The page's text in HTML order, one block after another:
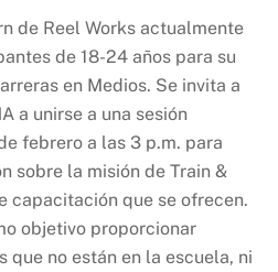
de Reel Works actualmente
de 18-24 años para su
en Medios. Se invita a
a unirse a una sesión
febrero a las 3 p.m. para
sobre la misión de Train &
capacitación que se ofrecen.
objetivo proporcionar
que no están en la escuela, ni